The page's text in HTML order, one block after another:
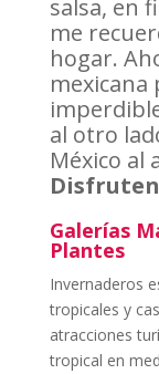
salsa, en
me
hogar.
mexicana
al otro
México al
Galerías
Plantes
Invernaderos
tropicales y
atracciones
tropical en